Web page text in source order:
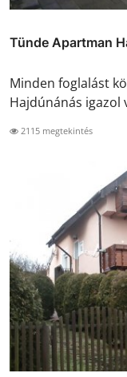
Tünde Apartman
Minden foglalást
Hajdúnánás igazol
2115 megtekintés